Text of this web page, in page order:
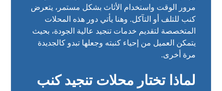
مرور الوقت واستخدام الأثاث بشكل مستمر، يتعرض
كنب للتلف أو التآكل. وهنا يأتي دور هذه المحلات
المتخصصة لتقديم خدمات تنجيد عالية الجودة، بحيث
يتمكن العميل من إحياء كنبته وجعلها تبدو كالجديدة
مرة أخرى.
لماذا تختار محلات تنجيد كنب